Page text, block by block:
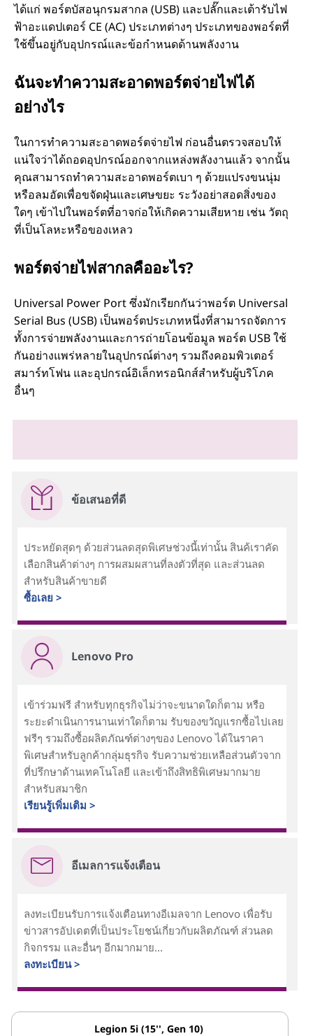
ได้แก่ พอร์ตบัสอนุกรมสากล (USB) และปลั๊กและเต้ารับไฟ
ฟ้าอะแดปเตอร์ CE (AC) ประเภทต่างๆ ประเภทของพอร์ตที่
ใช้ขึ้นอยู่กับอุปกรณ์และข้อกําหนดด้านพลังงาน
ฉันจะทําความสะอาดพอร์ตจ่ายไฟได้
อย่างไร
ในการทําความสะอาดพอร์ตจ่ายไฟ ก่อนอื่นตรวจสอบให้
แน่ใจว่าได้ถอดอุปกรณ์ออกจากแหล่งพลังงานแล้ว จากนั้น
คุณสามารถทําความสะอาดพอร์ตเบา ๆ ด้วยแปรงขนนุ่ม
หรือลมอัดเพื่อขจัดฝุ่นและเศษขยะ ระวังอย่าสอดสิ่งของ
ใดๆ เข้าไปในพอร์ตที่อาจก่อให้เกิดความเสียหาย เช่น วัตถุ
ที่เป็นโลหะหรือของเหลว
พอร์ตจ่ายไฟสากลคืออะไร?
Universal Power Port ซึ่งมักเรียกกันว่าพอร์ต Universal
Serial Bus (USB) เป็นพอร์ตประเภทหนึ่งที่สามารถจัดการ
ทั้งการจ่ายพลังงานและการถ่ายโอนข้อมูล พอร์ต USB ใช้
กันอย่างแพร่หลายในอุปกรณ์ต่างๆ รวมถึงคอมพิวเตอร์
สมาร์ทโฟน และอุปกรณ์อิเล็กทรอนิกส์สําหรับผู้บริโภค
อื่นๆ
ข้อเสนอที่ดี
ประหยัดสุดๆ ด้วยส่วนลดสุดพิเศษช่วงนี้เท่านั้น สินค้เราคัด
เลือกสินค้าต่างๆ การผสมผสานที่ลงตัวที่สุด และส่วนลด
สำหรับสินค้าขายดี
ซื้อเลย >
Lenovo Pro
เข้าร่วมฟรี สำหรับทุกธุรกิจไม่ว่าจะขนาดใดก็ตาม หรือ
ระยะดำเนินการนานเท่าใดก็ตาม รับของขวัญแรกซื้อไปเลย
ฟรีๆ รวมถึงซื้อผลิตภัณฑ์ต่างๆของ Lenovo ได้ในราคา
พิเศษสำหรับลูกค้ากลุ่มธุรกิจ รับความช่วยเหลือส่วนตัวจาก
ที่ปรึกษาด้านเทคโนโลยี และเข้าถึงสิทธิพิเศษมากมาย
สำหรับสมาชิก
เรียนรู้เพิ่มเติม >
อีเมลการแจ้งเตือน
ลงทะเบียนรับการแจ้งเตือนทางอีเมลจาก Lenovo เพื่อรับ
ข่าวสารอัปเดตที่เป็นประโยชน์เกี่ยวกับผลิตภัณฑ์ ส่วนลด
กิจกรรม และอื่นๆ อีกมากมาย...
ลงทะเบียน >
Legion 5i (15'', Gen 10)